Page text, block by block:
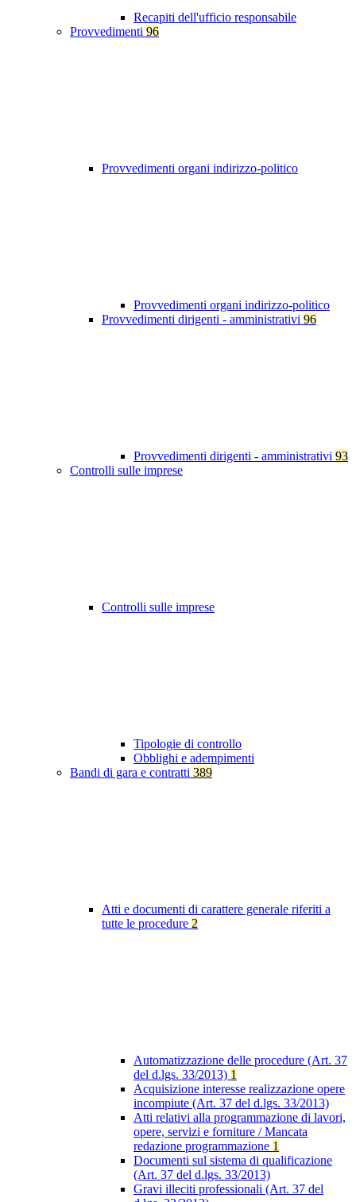
Recapiti dell'ufficio responsabile
Provvedimenti 96
Provvedimenti organi indirizzo-politico
Provvedimenti organi indirizzo-politico
Provvedimenti dirigenti - amministrativi 96
Provvedimenti dirigenti - amministrativi 93
Controlli sulle imprese
Controlli sulle imprese
Tipologie di controllo
Obblighi e adempimenti
Bandi di gara e contratti 389
Atti e documenti di carattere generale riferiti a
tutte le procedure 2
Automatizzazione delle procedure (Art. 37
del d.lgs. 33/2013) 1
Acquisizione interesse realizzazione opere
incompiute (Art. 37 del d.lgs. 33/2013)
Atti relativi alla programmazione di lavori,
opere, servizi e forniture / Mancata
redazione programmazione 1
Documenti sul sistema di qualificazione
(Art. 37 del d.lgs. 33/2013)
Gravi illeciti professionali (Art. 37 del